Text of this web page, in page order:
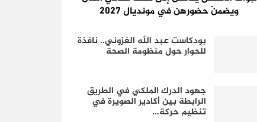
ويضمنّ حضورهن في مونديال 2027
بودكاست عبد الله الغزوني.. نافذة
للحوار حول منظومة الصحة
جهود الدرك الملكي في الطريق
الرابطة بين أكادير الصويرة في
تنظيم حركة…